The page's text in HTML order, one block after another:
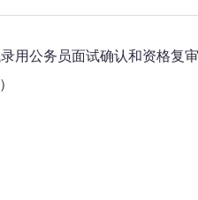
用公务员面试确认和资格复